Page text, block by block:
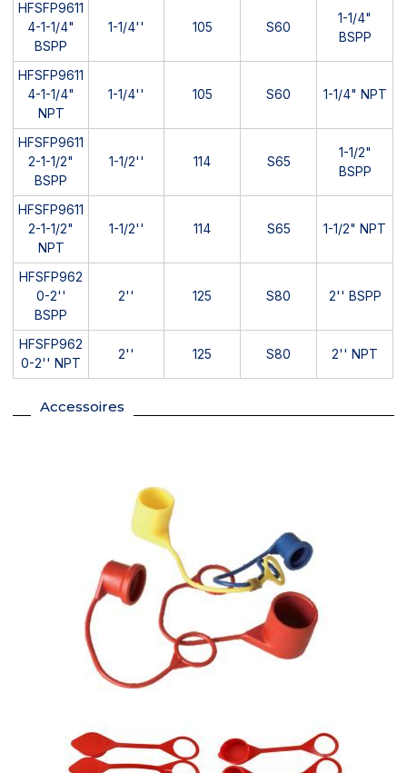
HFSFP9611
4-1-1/4"
BSPP
1-1/4'' 105 S60
1-1/4"
BSPP
HFSFP9611
4-1-1/4"
NPT
1-1/4'' 105 S60 1-1/4" NPT
HFSFP9611
2-1-1/2"
BSPP
1-1/2'' 114 S65
1-1/2"
BSPP
HFSFP9611
2-1-1/2"
NPT
1-1/2'' 114 S65 1-1/2" NPT
HFSFP962
0-2''
BSPP
2'' 125 S80 2'' BSPP
HFSFP962
0-2'' NPT
2'' 125 S80 2'' NPT
Accessoires